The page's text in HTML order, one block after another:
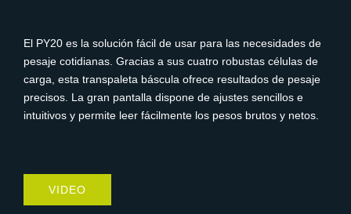
El PY20 es la solución fácil de usar para las necesidades de
pesaje cotidianas. Gracias a sus cuatro robustas células de
carga, esta transpaleta báscula ofrece resultados de pesaje
precisos. La gran pantalla dispone de ajustes sencillos e
intuitivos y permite leer fácilmente los pesos brutos y netos.
VIDEO